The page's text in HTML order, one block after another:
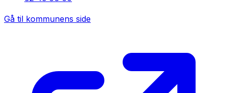
Gå til kommunens side